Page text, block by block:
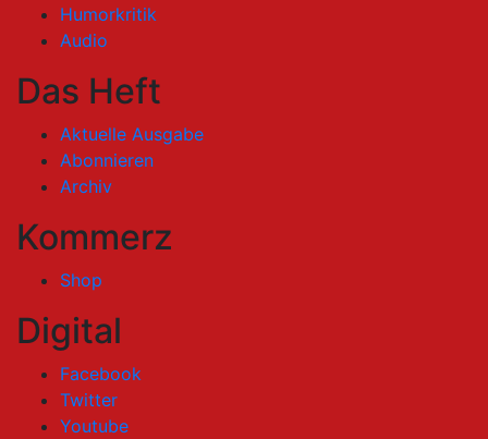
Humorkritik
Audio
Das Heft
Aktuelle Ausgabe
Abonnieren
Archiv
Kommerz
Shop
Digital
Facebook
Twitter
Youtube